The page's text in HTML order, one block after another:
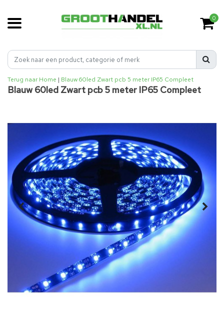
0
Terug naar Home | Blauw 60led Zwart pcb 5 meter IP65 Compleet
Blauw 60led Zwart pcb 5 meter IP65 Compleet